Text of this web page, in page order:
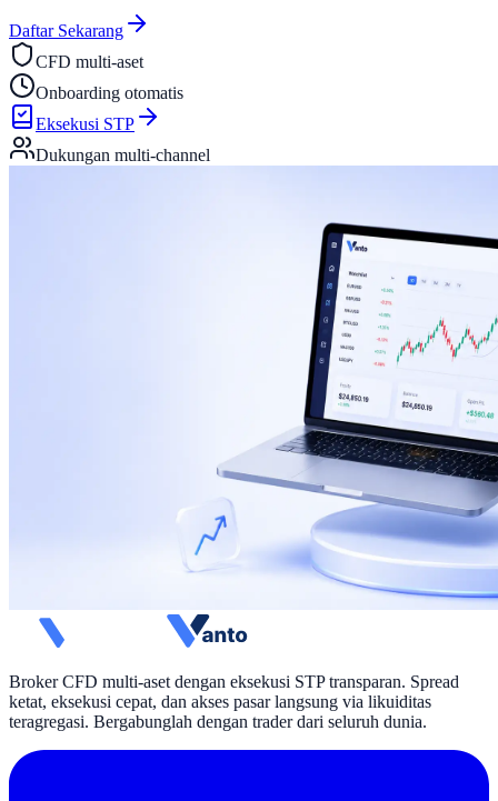
Daftar Sekarang
CFD multi-aset
Onboarding otomatis
Eksekusi STP
Dukungan multi-channel
Broker CFD multi-aset dengan eksekusi STP transparan. Spread
ketat, eksekusi cepat, dan akses pasar langsung via likuiditas
teragregasi. Bergabunglah dengan trader dari seluruh dunia.